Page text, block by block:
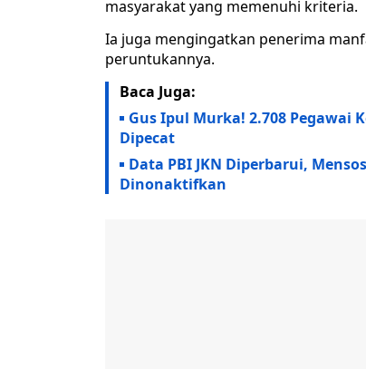
masyarakat yang memenuhi kriteria.
Ia juga mengingatkan penerima
peruntukannya.
Baca Juga:
Gus Ipul Murka! 2.708 Pegawai
Dipecat
Data PBI JKN Diperbarui,
Dinonaktifkan